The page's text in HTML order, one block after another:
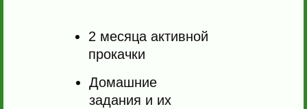
2 месяца активной
прокачки
Домашние
задания и их